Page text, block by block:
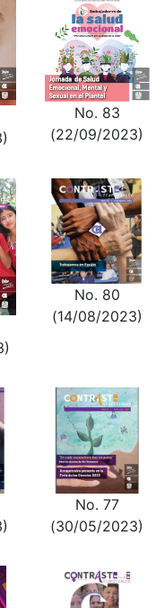
No. 83
(22/09/2023)
No. 80
(14/08/2023)
No. 77
(30/05/2023)